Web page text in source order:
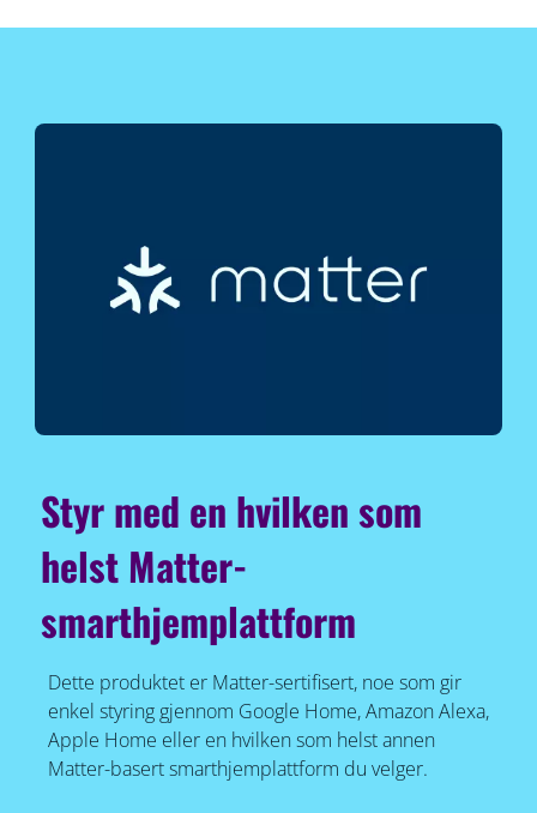
Styr med en hvilken som
helst Matter-
smarthjemplattform
Dette produktet er Matter-sertifisert, noe som gir
enkel styring gjennom Google Home, Amazon Alexa,
Apple Home eller en hvilken som helst annen
Matter-basert smarthjemplattform du velger.